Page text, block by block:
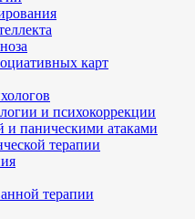
карт
и психокоррекции
и паническими атаками
терапии
терапии